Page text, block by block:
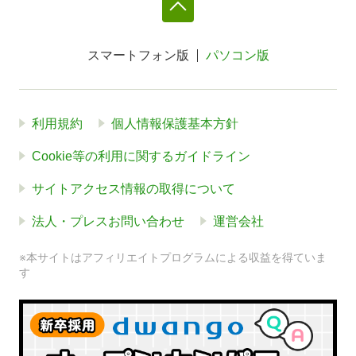
スマートフォン版 パソコン版
利用規約 個人情報保護基本方針
Cookie等の利用に関するガイドライン
サイトアクセス情報の取得について
法人・プレスお問い合わせ 運営会社
※本サイトはアフィリエイトプログラムによる収益を得ていま
す